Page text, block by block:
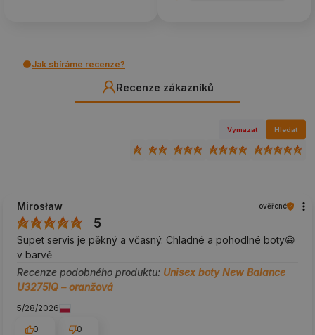
Jak sbíráme recenze?
Recenze zákazníků
Vymazat Hledat
Mirosław ověřené
5
Supet servis je pěkný a včasný. Chladné a pohodlné boty😀
v barvě
Recenze podobného produktu: Unisex boty New Balance
U3275IQ – oranžová
5/28/2026
0
0